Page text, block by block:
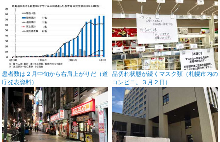
患者数は２月中旬から右肩上がりだ（道
庁発表資料）
品切れ状態が続くマスク類（札幌市内の
コンビニ。３月２日）